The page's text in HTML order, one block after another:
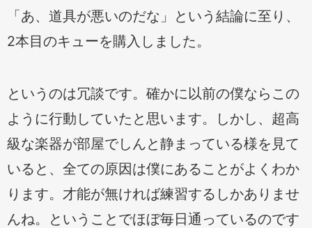
「あ、道具が悪いのだな」という結論に至り、
2本目のキューを購入しました。
というのは冗談です。確かに以前の僕ならこの
ように行動していたと思います。しかし、超高
級な楽器が部屋でしんと静まっている様を見て
いると、全ての原因は僕にあることがよくわか
ります。才能が無ければ練習するしかありませ
んね。ということでほぼ毎日通っているのです